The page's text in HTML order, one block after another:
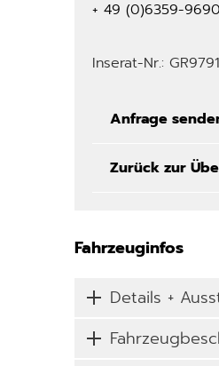
+ 49 (0)6359-
Inserat-Nr.: GR9791
Anfrage
Zurück zur
Fahrzeuginfos
Details +